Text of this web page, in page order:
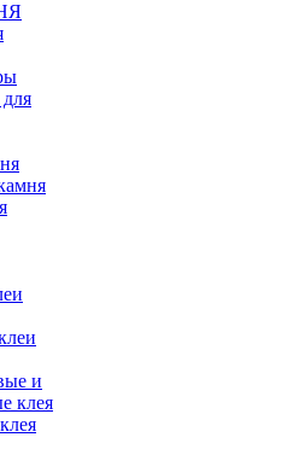
и
клея